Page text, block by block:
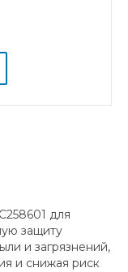
для
защиту
и загрязнений,
и снижая риск